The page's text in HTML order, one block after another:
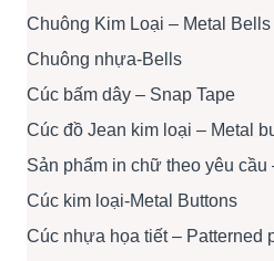
Chuông Kim Loại – Metal Bells
Chuông nhựa-Bells
Cúc bấm dây – Snap Tape
Cúc đồ Jean kim loại – Metal
Sản phẩm in chữ theo yêu
Cúc kim loại-Metal Buttons
Cúc nhựa họa tiết – Patterned